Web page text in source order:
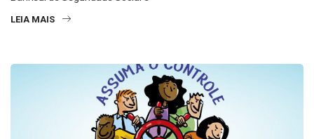
LEIA MAIS